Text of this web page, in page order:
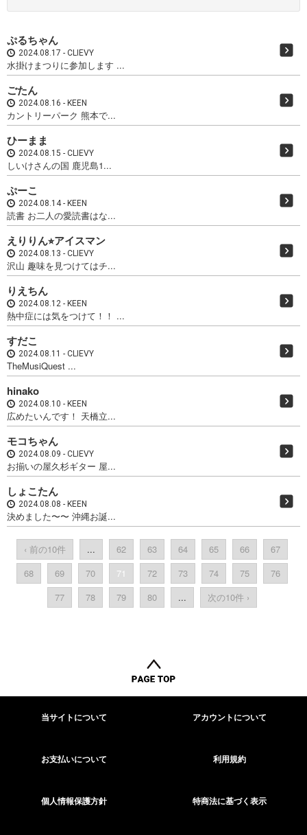
ぷるちゃん
2024.08.17 CLIEVY
水掛けまつりに参加します ...
ごたん
2024.08.16 KEEN
カントリーパーク 熊本で...
ひーまま
2024.08.15 CLIEVY
しいけさんの国 鹿児島1...
ぷーこ
2024.08.14 KEEN
読書 お二人の愛読書はな...
えりりん⭐︎アイスマン
2024.08.13 CLIEVY
沢山 趣味を見つけてはチ...
りえちん
2024.08.12 KEEN
熱中症には気をつけて！！ ...
すだこ
2024.08.11 CLIEVY
TheMusiQuest ...
hinako
2024.08.10 KEEN
広めたいんです！ 天橋立...
モコちゃん
2024.08.09 CLIEVY
お揃いの屋久杉ギター 屋...
しょこたん
2024.08.08 KEEN
決めました〜〜 沖縄お誕...
‹ 前の10件 ... 62 63 64 65 66
67
68
69 70 71 72 73 74 75
76
77
78 79 80 ... 次の10件 ›
当サイトについて アカウントについて
お支払いについて 利用規約
個人情報保護方針 特商法に基づく表示